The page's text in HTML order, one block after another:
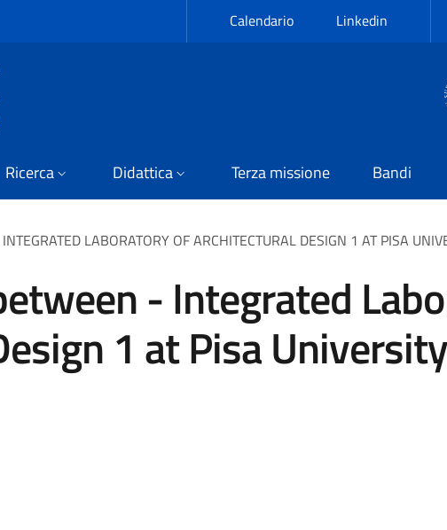
Calendario Linkedin
Ricerca Didattica Terza missione Bandi
LABORATORY OF ARCHITECTURAL DESIGN 1 AT PISA
- Integrated
1 at Pisa University